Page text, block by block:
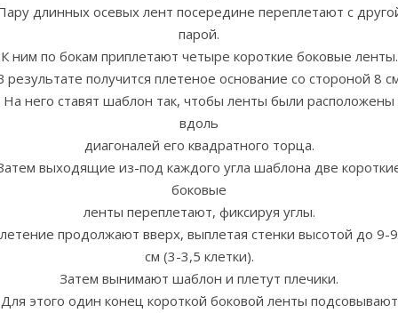
длинных осевых лент посередине переплетают с
парой.
К ним по бокам приплетают четыре короткие боковые ленты.
результате получится плетеное основание со стороной 8
На него ставят шаблон так, чтобы ленты были расположены
вдоль
диагоналей его квадратного торца.
выходящие из-под каждого угла шаблона две
боковые
ленты переплетают, фиксируя углы.
продолжают вверх, выплетая стенки высотой до 9-
см (3-3,5 клетки).
Затем вынимают шаблон и плетут плечики.
Для этого один конец короткой боковой ленты подсовывают